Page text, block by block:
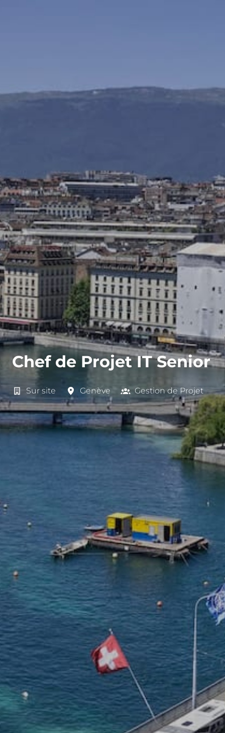
Chef de Projet IT Senior
Sur site Genève Gestion de Projet